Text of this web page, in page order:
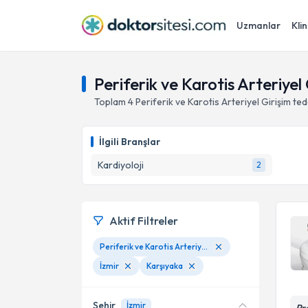
Uzmanlar
Periferik ve Karotis Arteriyel
Toplam 4Periferik ve Karotis Arteriyel Girişim
İlgili Branşlar
Kardiyoloji
2
Aktif Filtreler
Periferik ve Karotis Arteriyel Girişim
İzmir
Karşıyaka
Şehir İzmir